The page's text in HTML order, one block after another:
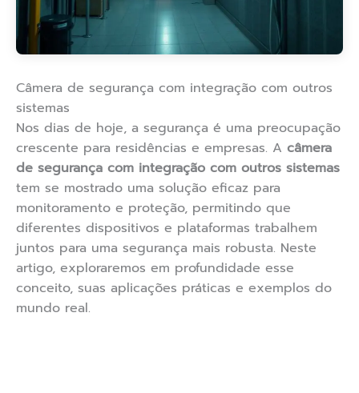
Câmera de segurança com integração com outros
sistemas
Nos dias de hoje, a segurança é uma preocupação
crescente para residências e empresas. A câmera
de segurança com integração com outros sistemas
tem se mostrado uma solução eficaz para
monitoramento e proteção, permitindo que
diferentes dispositivos e plataformas trabalhem
juntos para uma segurança mais robusta. Neste
artigo, exploraremos em profundidade esse
conceito, suas aplicações práticas e exemplos do
mundo real.